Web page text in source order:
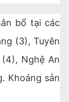
bổ tại các
(3), Tuyên
Nghệ An
Khoáng sản